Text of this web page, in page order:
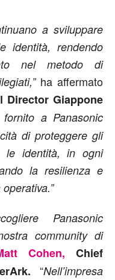
a sviluppare
identità, rendendo
nel metodo di
ha affermato
Director Giappone
fornito a Panasonic
di proteggere gli
le identità, in ogni
la resilienza e
Panasonic
community di
Cohen, Chief
“Nell’impresa